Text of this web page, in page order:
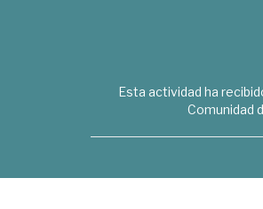
Esta actividad ha
Comunidad